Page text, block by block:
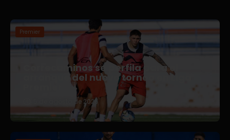
Premier
Correcaminos se perfila para el
arranque del nuevo torneo en Liga
5 de agosto de 2026